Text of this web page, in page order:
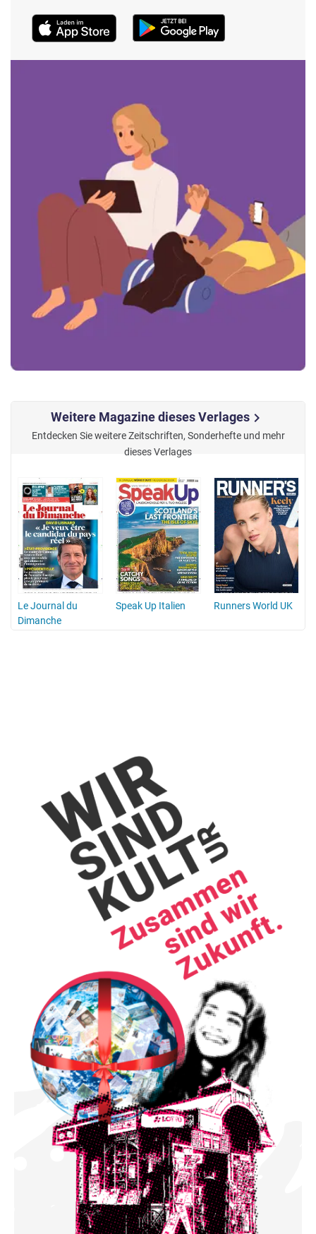
Weitere Magazine dieses Verlageschevron_right
Entdecken Sie weitere Zeitschriften, Sonderhefte und mehr
dieses Verlages
Le Journal du
Dimanche
Speak Up Italien Runners World UK